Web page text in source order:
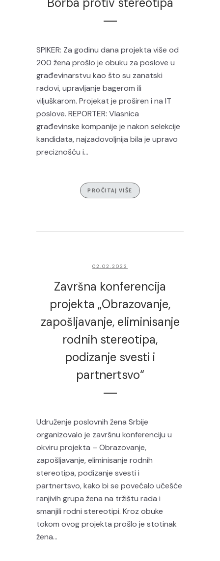
SPIKER: Za godinu dana projekta više od
200 žena prošlo je obuku za poslove u
građevinarstvu kao što su zanatski
radovi, upravljanje bagerom ili
viljuškarom. Projekat je proširen i na IT
poslove. REPORTER: Vlasnica
građevinske kompanije je nakon selekcije
kandidata, najzadovoljnija bila je upravo
preciznošću i...
PROČITAJ VIŠE
02.02.2023
Završna konferencija
projekta „Obrazovanje,
zapošljavanje, eliminisanje
rodnih stereotipa,
podizanje svesti i
partnertsvo“
Udruženje poslovnih žena Srbije
organizovalo je završnu konferenciju u
okviru projekta – Obrazovanje,
zapošljavanje, eliminisanje rodnih
stereotipa, podizanje svesti i
partnertsvo, kako bi se povećalo učešće
ranjivih grupa žena na tržištu rada i
smanjili rodni stereotipi. Kroz obuke
tokom ovog projekta prošlo je stotinak
žena...